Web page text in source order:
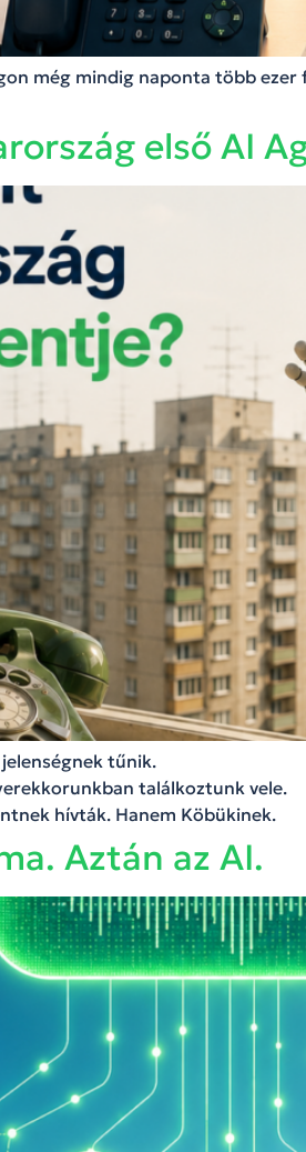
még mindig naponta több
első AI
tűnik.
találkoztunk vele.
hívták. Hanem Köbükinek.
Aztán az AI.